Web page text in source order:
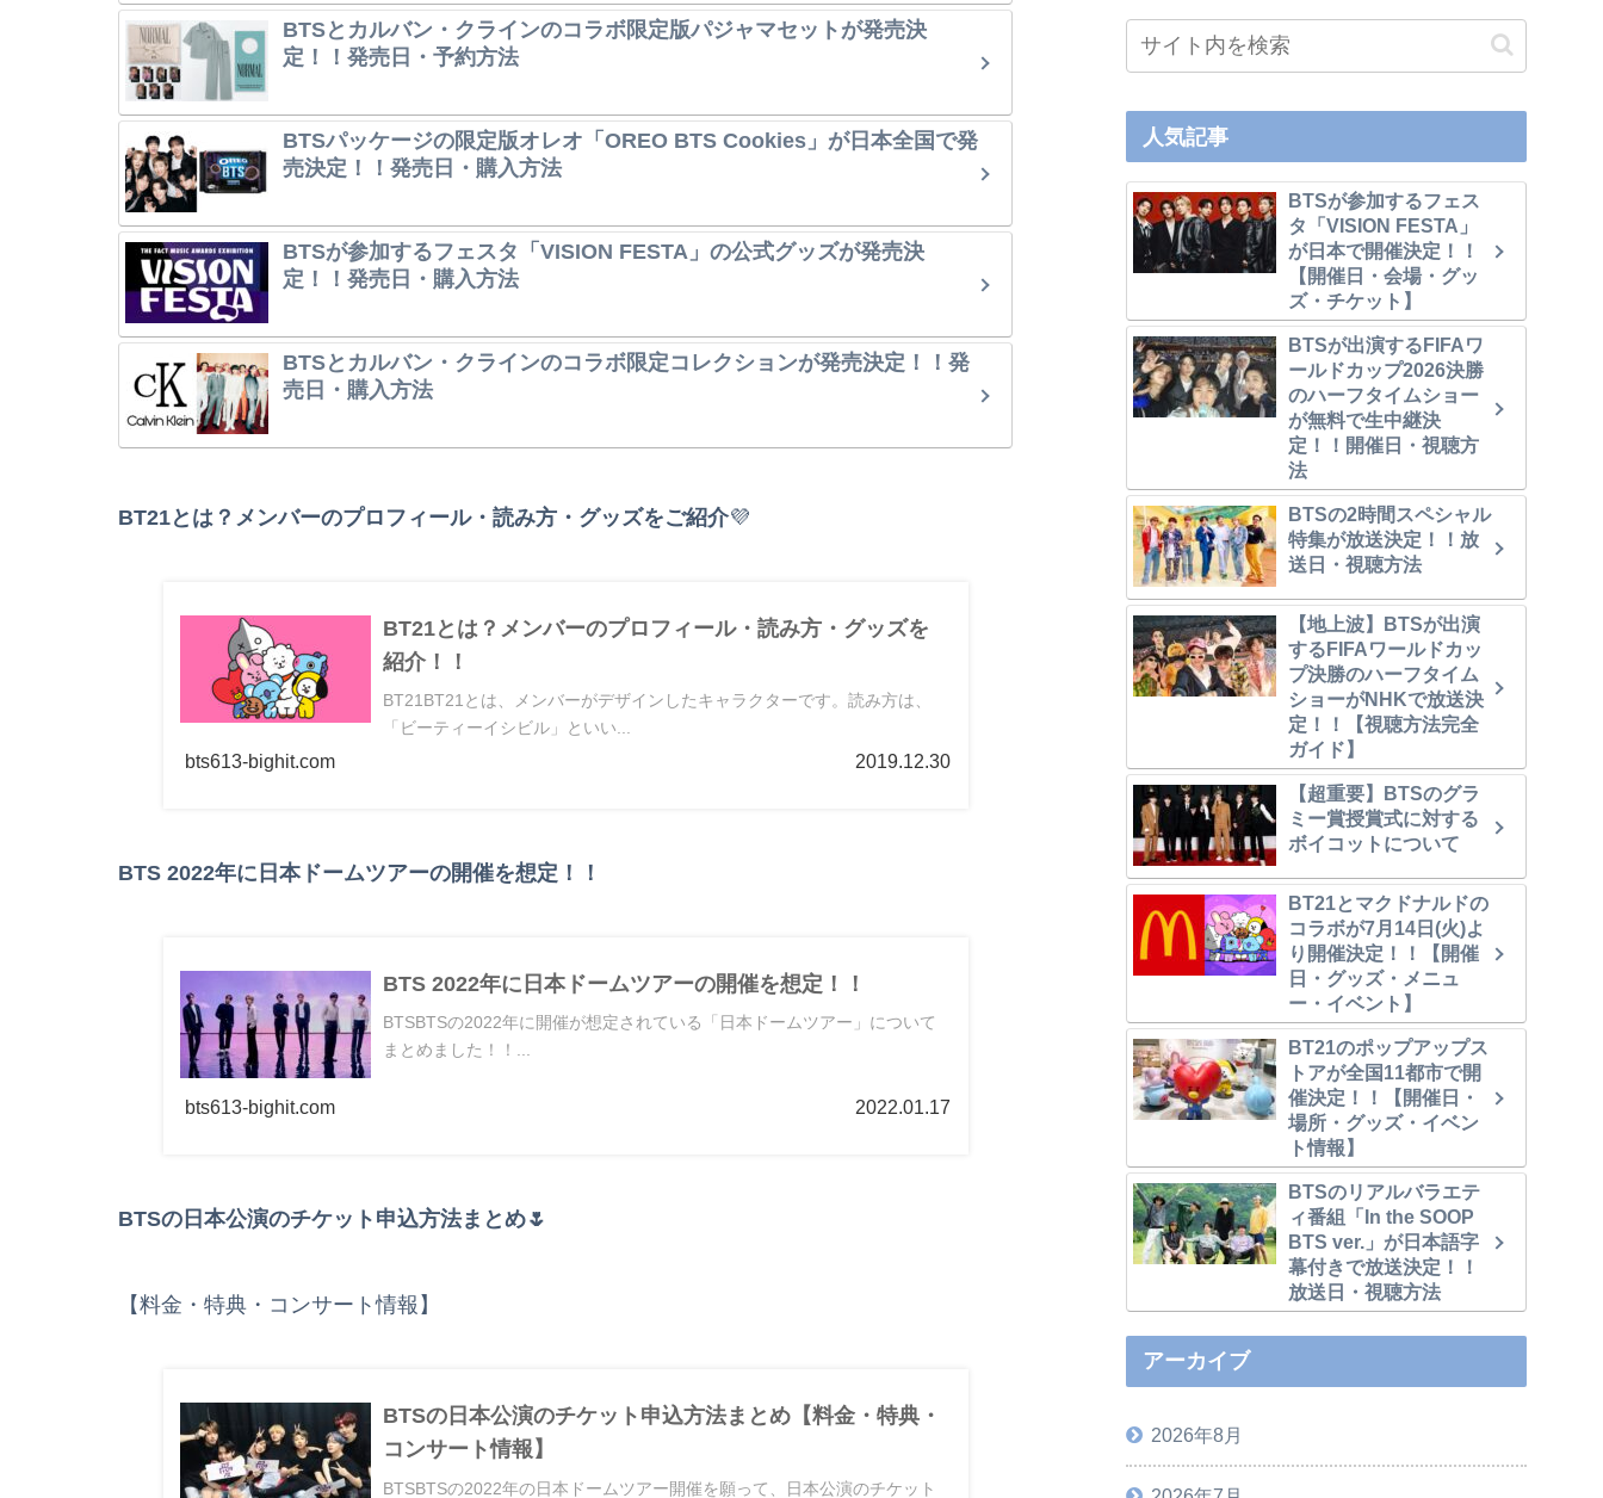
BTSとカルバン・クラインのコラボ限定版パジャマセットが発売決
定！！発売日・予約方法
BTSパッケージの限定版オレオ「OREO BTS Cookies」が日本全国で発
売決定！！発売日・購入方法
BTSが参加するフェスタ「VISION FESTA」の公式グッズが発売決
定！！発売日・購入方法
BTSとカルバン・クラインのコラボ限定コレクションが発売決定！！発
売日・購入方法
BT21とは？メンバーのプロフィール・読み方・グッズをご紹介💜
BT21とは？メンバーのプロフィール・読み方・グッズを
紹介！！
BT21BT21とは、メンバーがデザインしたキャラクターです。読み方は、
「ビーティーイシビル」といい...
bts613-bighit.com 2019.12.30
BTS 2022年に日本ドームツアーの開催を想定！！
BTS 2022年に日本ドームツアーの開催を想定！！
BTSBTSの2022年に開催が想定されている「日本ドームツアー」について
まとめました！！...
bts613-bighit.com 2022.01.17
BTSの日本公演のチケット申込方法まとめ🌷
【料金・特典・コンサート情報】
BTSの日本公演のチケット申込方法まとめ【料金・特典・
コンサート情報】
BTSBTSの2022年の日本ドームツアー開催を願って、日本公演のチケット
人気記事
BTSが参加するフェス
タ「VISION FESTA」
が日本で開催決定！！
【開催日・会場・グッ
ズ・チケット】
BTSが出演するFIFAワ
ールドカップ2026決勝
のハーフタイムショー
が無料で生中継決
定！！開催日・視聴方
法
BTSの2時間スペシャル
特集が放送決定！！放
送日・視聴方法
【地上波】BTSが出演
するFIFAワールドカッ
プ決勝のハーフタイム
ショーがNHKで放送決
定！！【視聴方法完全
ガイド】
【超重要】BTSのグラ
ミー賞授賞式に対する
ボイコットについて
BT21とマクドナルドの
コラボが7月14日(火)よ
り開催決定！！【開催
日・グッズ・メニュ
ー・イベント】
BT21のポップアップス
トアが全国11都市で開
催決定！！【開催日・
場所・グッズ・イベン
ト情報】
BTSのリアルバラエテ
ィ番組「In the SOOP
BTS ver.」が日本語字
幕付きで放送決定！！
放送日・視聴方法
アーカイブ
2026年8月